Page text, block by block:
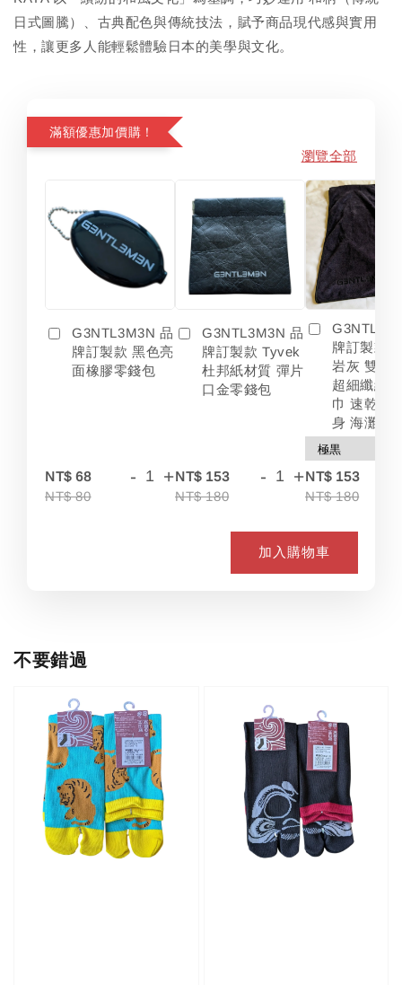
日式圖騰）、古典配色與傳統技法，賦予商品現代感與實用
性，讓更多人能輕鬆體驗日本的美學與文化。
滿額優惠加價購！
瀏覽全部
G3NTL3M3N 品
牌訂製款 黑色亮
面橡膠零錢包
NT$ 68
NT$ 80
- +
G3NTL3M3N 品
牌訂製款 Tyvek
杜邦紙材質 彈片
口金零錢包
NT$ 153
NT$ 180
- +
牌訂製款
岩灰 雙色
超細纖維
巾 速乾 吸
身 海灘
NT$ 153
NT$ 180
加入購物車
不要錯過